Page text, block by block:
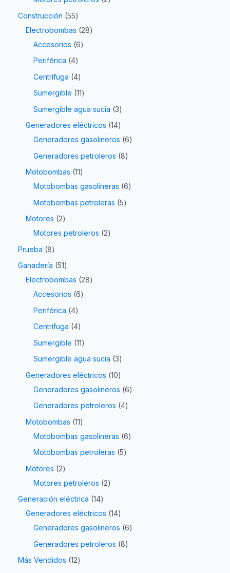
Construcción 55
Electrobombas
28
Accesorios 6
Periférica 4
Centrífuga 4
Sumergible 11
Sumergible agua sucia 3
Generadores eléctricos 14
Generadores gasolineros 6
Generadores petroleros 8
Motobombas 11
Motobombas gasolineras 6
Motobombas petroleras 5
Motores
2
Motores petroleros
2
Prueba 8
Ganadería 51
Electrobombas
28
Accesorios 6
Periférica 4
Centrífuga 4
Sumergible 11
Sumergible agua sucia 3
Generadores eléctricos 10
Generadores gasolineros 6
Generadores petroleros 4
Motobombas 11
Motobombas gasolineras 6
Motobombas petroleras 5
Motores
2
Motores petroleros
2
Generación eléctrica 14
Generadores eléctricos 14
Generadores gasolineros 6
Generadores petroleros 8
Más Vendidos 12